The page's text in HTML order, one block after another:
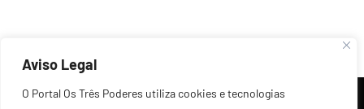
Aviso Legal
O Portal Os Três Poderes utiliza cookies e tecnologias